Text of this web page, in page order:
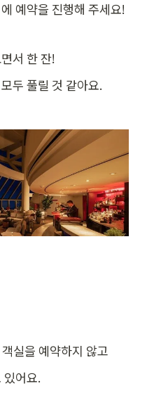
예약을 진행해 주세요!
서 한 잔!
두 풀릴 것 같아요.
실을 예약하지 않고
있어요.